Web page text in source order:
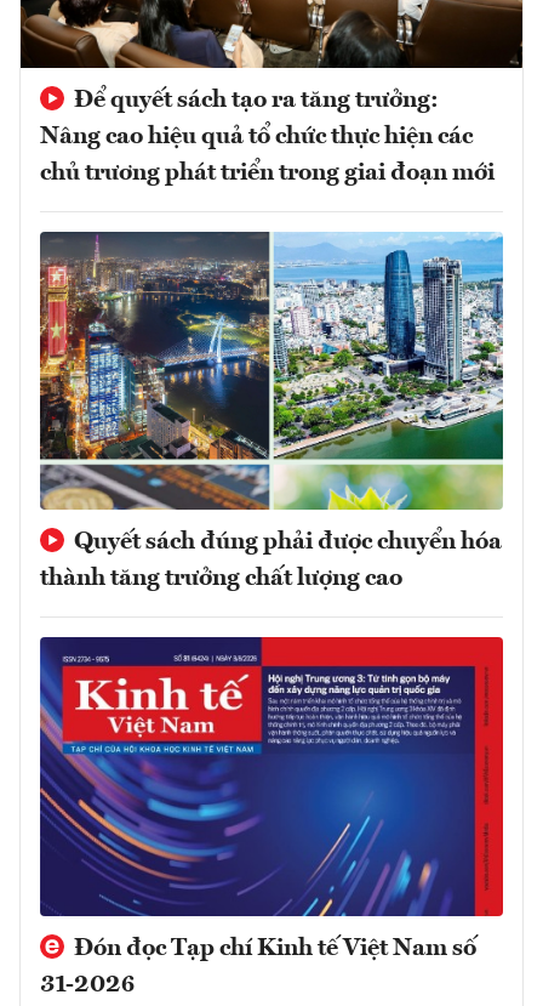
Để quyết sách tạo ra tăng trưởng:
Nâng cao hiệu quả tổ chức thực hiện các
chủ trương phát triển trong giai đoạn mới
Quyết sách đúng phải được chuyển hóa
thành tăng trưởng chất lượng cao
Đón đọc Tạp chí Kinh tế Việt Nam số
31-2026